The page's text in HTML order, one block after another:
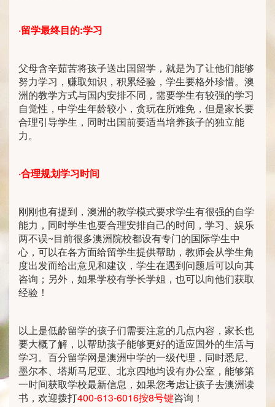
·留学最终目的:学习
父母含辛茹苦将孩子送出国留学，就是为了让他们能够
努力学习，赚取知识，积累经验，学生要格外珍惜。澳
洲的教学方式与国内安排不同，需要学生有较强的学习
自觉性，中学生年龄较小，贪玩在所难免，但是家长要
合理引导学生，同时出国前要适当培养孩子的独立能
力。
·合理规划学习时间
刚刚也有提到，澳洲的教学模式要求学生有很强的自学
能力，同时学生也要合理安排自己的时间，学习、娱乐
两不误~目前很多澳洲院校都设有专门的国际学生中
心，可以在各方面给留学生提供帮助，教师会从学生角
度出发而给出意见和建议，学生在遇到问题后可以向其
咨询；另外，如果学校有学长学姐，也可以向他们获取
经验！
以上是低龄留学的孩子们需要注意的几点内容，家长也
要大概了解，以帮助孩子能够更好的适应国外的生活与
学习。百分留学网是澳洲中学的一级代理，同时悉尼、
墨尔本、塔斯马尼亚、北京四地均设有办公室，能够第
一时间获取学校最新信息，如果您考虑让孩子去澳洲读
书，欢迎拨打400-613-6016按8号键咨询！